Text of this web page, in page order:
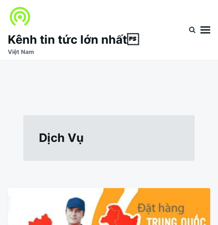
Nhảy
đến
nội
dung
Tìm
kiếm
cho:
Kênh tin tức lớn nhất
Việt Nam
Dịch Vụ